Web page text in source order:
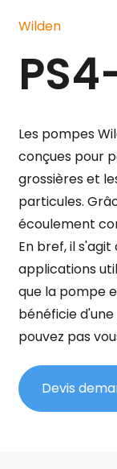
Wilden
Les pompes
conçues pour
grossières et
particules.
écoulement
En bref, il
applications
que la pompe
bénéficie
pouvez pas
Devis